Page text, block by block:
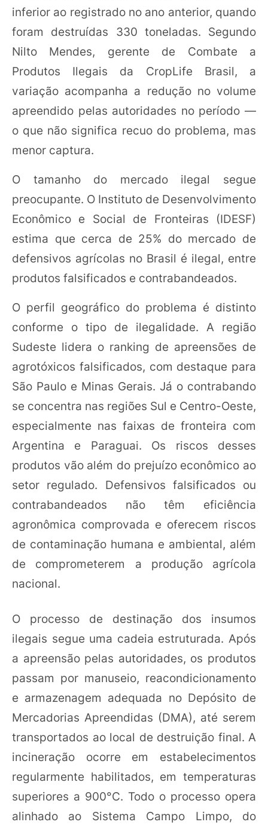
inferior ao registrado no ano anterior, quando
foram destruídas 330 toneladas. Segundo
Nilto Mendes, gerente de Combate a
Produtos Ilegais da CropLife Brasil, a
variação acompanha a redução no volume
apreendido pelas autoridades no período —
o que não significa recuo do problema, mas
menor captura.
O tamanho do mercado ilegal segue
preocupante. O Instituto de Desenvolvimento
Econômico e Social de Fronteiras (IDESF)
estima que cerca de 25% do mercado de
defensivos agrícolas no Brasil é ilegal, entre
produtos falsificados e contrabandeados.
O perfil geográfico do problema é distinto
conforme o tipo de ilegalidade. A região
Sudeste lidera o ranking de apreensões de
agrotóxicos falsificados, com destaque para
São Paulo e Minas Gerais. Já o contrabando
se concentra nas regiões Sul e Centro-Oeste,
especialmente nas faixas de fronteira com
Argentina e Paraguai. Os riscos desses
produtos vão além do prejuízo econômico ao
setor regulado. Defensivos falsificados ou
contrabandeados não têm eficiência
agronômica comprovada e oferecem riscos
de contaminação humana e ambiental, além
de comprometerem a produção agrícola
nacional.
O processo de destinação dos insumos
ilegais segue uma cadeia estruturada. Após
a apreensão pelas autoridades, os produtos
passam por manuseio, reacondicionamento
e armazenagem adequada no Depósito de
Mercadorias Apreendidas (DMA), até serem
transportados ao local de destruição final. A
incineração ocorre em estabelecimentos
regularmente habilitados, em temperaturas
superiores a 900°C. Todo o processo opera
alinhado ao Sistema Campo Limpo, do